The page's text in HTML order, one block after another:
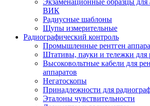
Экзаменационные образцы для
ВИК
Радиусные шаблоны
Щупы измерительные
Радиографический контроль
Промышленные рентген
Штативы, пауки и тележки для
Высоковольтные кабели для
аппаратов
Негатоскопы
Принадлежности для
Эталоны чувствительности